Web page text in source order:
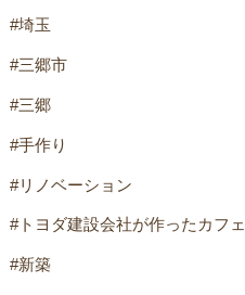
#埼玉
#三郷市
#三郷
#手作り
#リノベーション
#トヨダ建設会社が作ったカフェ
#新築